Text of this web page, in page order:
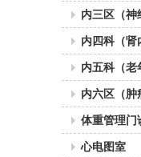
内三区（神
内四科（肾
内五科（老
内六区（肿
体重管理门
心电图室